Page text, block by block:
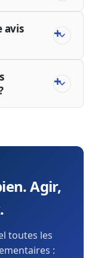
avis
Agir,
toutes les
: